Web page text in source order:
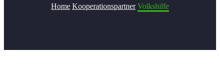
Home Kooperationspartner Volkshilfe